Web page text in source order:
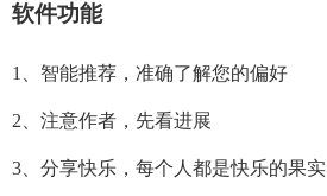
软件功能
1、智能推荐，准确了解您的偏好
2、注意作者，先看进展
3、分享快乐，每个人都是快乐的果实